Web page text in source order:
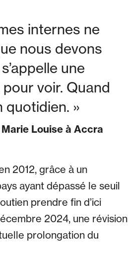
internes ne
nous devons
une
voir. Quand
quotidien.
Louise à Accra
2012, grâce à un
ayant dépassé le seuil
prendre fin d’ici
2024, une révision
prolongation du